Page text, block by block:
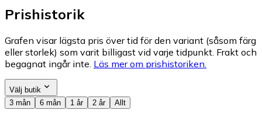
Prishistorik
Grafen visar lägsta pris över tid för den variant (såsom färg
eller storlek) som varit billigast vid varje tidpunkt. Frakt och
begagnat ingår inte. Läs mer om prishistoriken.
Välj butik
3 mån
6 mån 1 år 2 år Allt